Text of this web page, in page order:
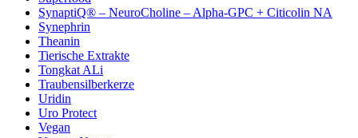
SynaptiQ® – NeuroCholine – Alpha-GPC + Citicolin NA
Synephrin
Theanin
Tierische Extrakte
Tongkat ALi
Traubensilberkerze
Uridin
Uro Protect
Vegan